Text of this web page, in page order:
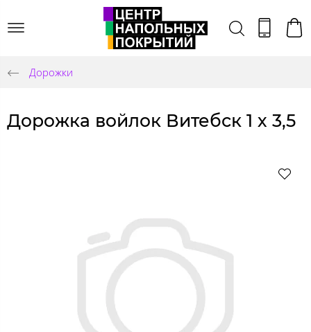
Дорожки
Дорожка войлок Витебск 1 х 3,5